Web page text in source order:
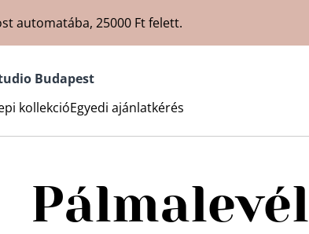
automatába, 25000 Ft felett.
Budapest
kollekcióEgyedi ajánlatkérés
Pálmalevél